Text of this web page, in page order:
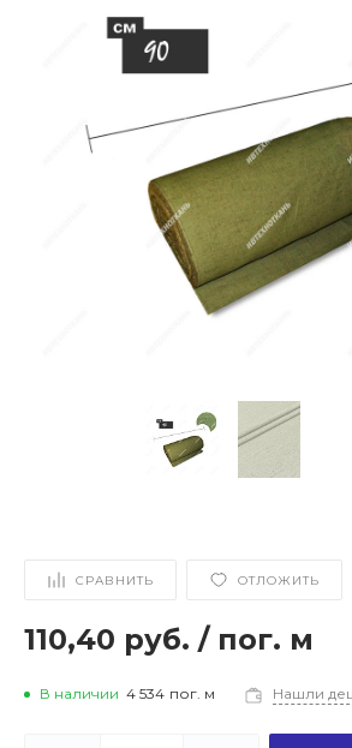
СРАВНИТЬ ОТЛОЖИТЬ
110,40 руб. / пог. м
В наличии 4 534 пог. м Нашли